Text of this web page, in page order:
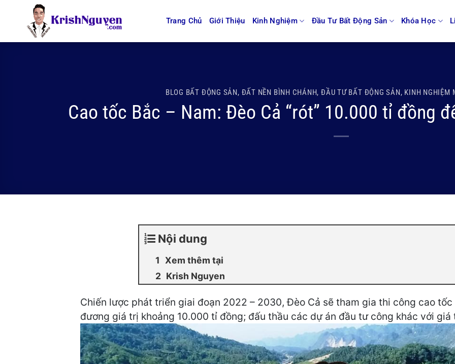
Trang Chủ Giới Thiệu Kinh Nghiệm Đầu Tư Bất Động Sản Khóa Học
BLOG BẤT ĐỘNG SẢN, ĐẤT NỀN BÌNH CHÁNH,ĐẦU TƯ BẤT ĐỘNG SẢN, KINH NGHIỆM
Cao tốc Bắc – Nam: Đèo Cả “rót” 10.000 tỉ đồng
Nội dung
Xem thêm tại
Krish Nguyen
Chiến lược phát triển giai đoạn 2022 – 2030, Đèo Cả sẽ tham gia thi công cao
đương giá trị khoảng 10.000 tỉ đồng; đấu thầu các dự án đầu tư công khác với giá